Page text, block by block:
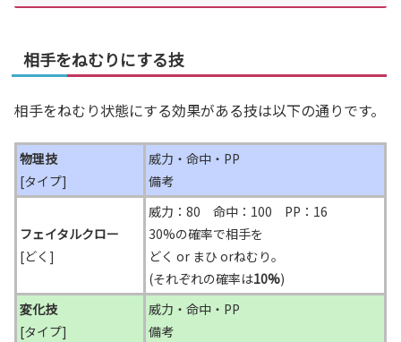
相手をねむりにする技
相手をねむり状態にする効果がある技は以下の通りです。
物理技
[タイプ]
威力・命中・PP
備考
フェイタルクロー
[どく]
威力：80 命中：100 PP：16
30%の確率で相手を
どく or まひ orねむり。
(それぞれの確率は10%)
変化技
[タイプ]
威力・命中・PP
備考